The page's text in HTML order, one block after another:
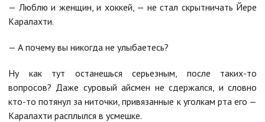
— Люблю и женщин, и хоккей, — не стал скрытничать Йере
Каралахти.
— А почему вы никогда не улыбаетесь?
Ну как тут останешься серьезным, после таких-то
вопросов? Даже суровый айсмен не сдержался, и словно
кто-то потянул за ниточки, привязанные к уголкам рта его —
Каралахти расплылся в усмешке.